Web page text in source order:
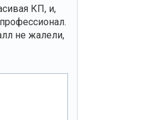
КП, и,
не жалели,